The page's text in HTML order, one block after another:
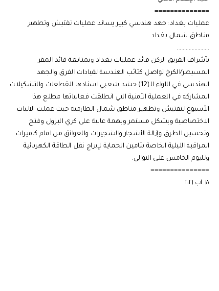
==============
عمليات بغداد: جهد هندسي كبير يساند عمليات تفتيش وتطهير
مناطق شمال بغداد.
………………….
بأشراف الفريق الركن قائد عمليات بغداد وبمتابعة قائد المقر
المسيطر/الكرخ تواصل كتائب الهندسة لقيادات الفرق والجهد
الهندسي في اللواء الـ(12) حشد شعبي اسنادها للقطعات والتشكيلات
المشاركة في العملية الأمنية التي انطلقت فعالياتها مطلع هذا
الأسبوع لتفتيش وتطهير مناطق شمال الطارمية حيث عملت الاليات
الاختصاصية وبشكل مستمر وبهمة عالية على كري البزول وفتح
وتحسين الطرق وإزالة الأشجار والشجيرات والعوائق من امام كاميرات
المراقبة الليلية الخاصة بتامين الحماية لإبراج نقل الطاقة الكهربائية
ولليوم الخامس على التوالي.
===============
١٨ اب ٢٠٢١